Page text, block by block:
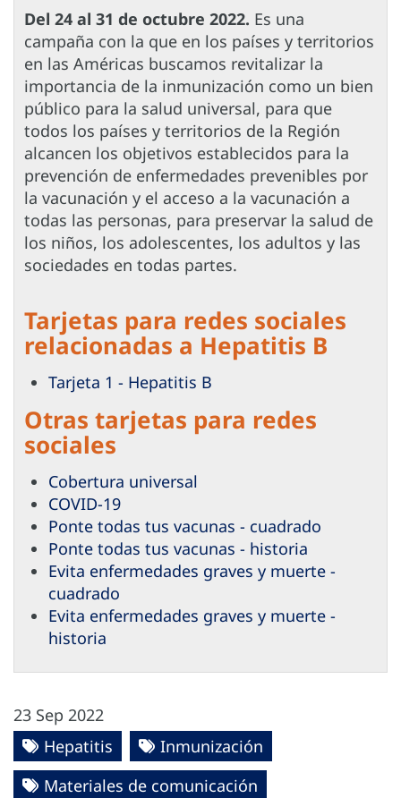
Del 24 al 31 de octubre 2022. Es una
campaña con la que en los países y territorios
en las Américas buscamos revitalizar la
importancia de la inmunización como un bien
público para la salud universal, para que
todos los países y territorios de la Región
alcancen los objetivos establecidos para la
prevención de enfermedades prevenibles por
la vacunación y el acceso a la vacunación a
todas las personas, para preservar la salud de
los niños, los adolescentes, los adultos y las
sociedades en todas partes.
Tarjetas para redes sociales
relacionadas a Hepatitis B
Tarjeta 1 - Hepatitis B
Otras tarjetas para redes
sociales
Cobertura universal
COVID-19
Ponte todas tus vacunas - cuadrado
Ponte todas tus vacunas - historia
Evita enfermedades graves y muerte -
cuadrado
Evita enfermedades graves y muerte -
historia
23 Sep 2022
Hepatitis
Inmunización
Materiales de comunicación